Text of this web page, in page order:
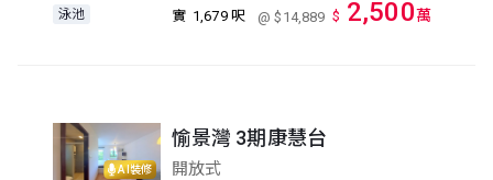
泳池 實 1,679 呎 @ $14,889 $ 2,500萬
AI裝修
愉景灣 3期康慧台
開放式